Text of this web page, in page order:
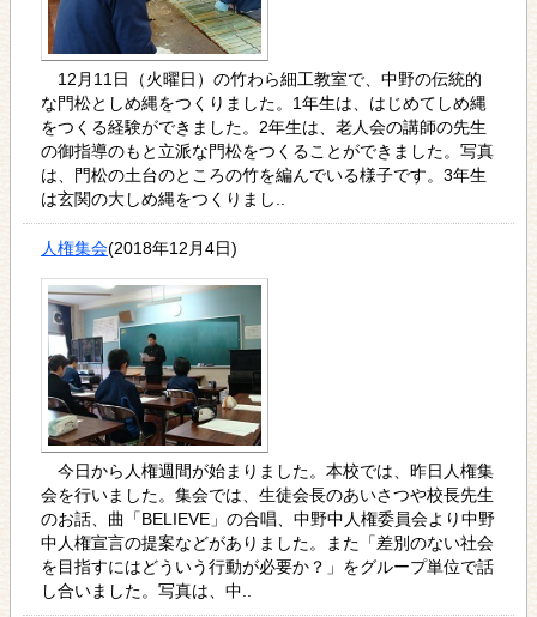
12月11日（火曜日）の竹わら細工教室で、中野の伝統的
な門松としめ縄をつくりました。1年生は、はじめてしめ縄
をつくる経験ができました。2年生は、老人会の講師の先生
の御指導のもと立派な門松をつくることができました。写真
は、門松の土台のところの竹を編んでいる様子です。3年生
は玄関の大しめ縄をつくりまし..
人権集会(2018年12月4日)
今日から人権週間が始まりました。本校では、昨日人権集
会を行いました。集会では、生徒会長のあいさつや校長先生
のお話、曲「BELIEVE」の合唱、中野中人権委員会より中野
中人権宣言の提案などがありました。また「差別のない社会
を目指すにはどういう行動が必要か？」をグループ単位で話
し合いました。写真は、中..